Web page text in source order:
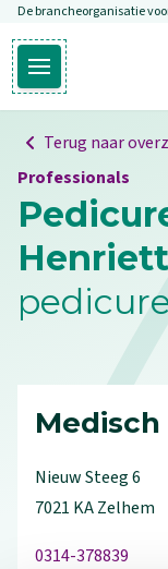
Overslaan en naar
De brancheorganisatie
Open hoofdmenu
Terug naar
Professionals
Nieuw Steeg6
7021 KAZelhem
0314-378839